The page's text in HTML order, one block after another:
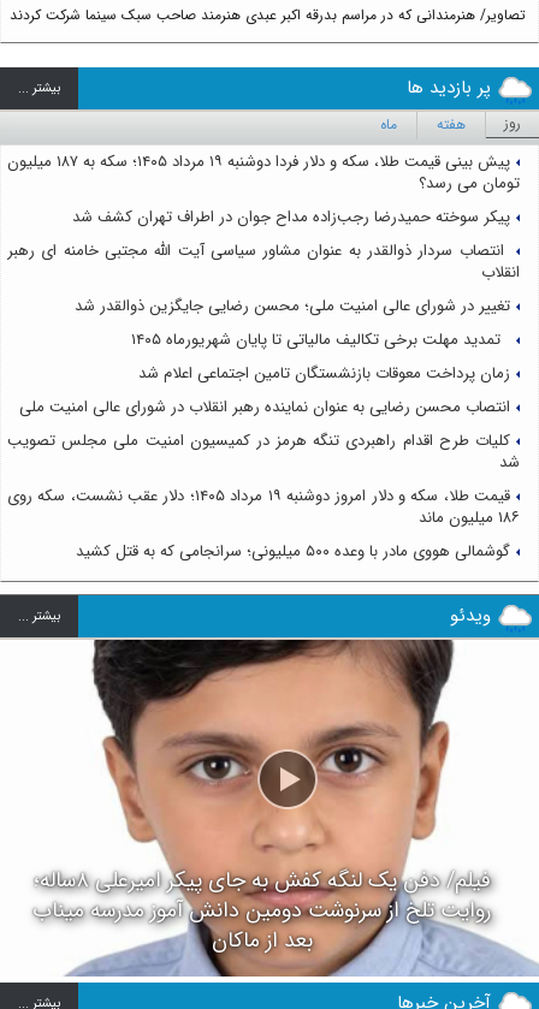
تصاویر/ هنرمندانی که در مراسم بدرقه اکبر عبدی هنرمند صاحب سبک سینما شرکت کردند
پر بازدید ها بيشتر ...
روز هفته ماه
پیش بینی قیمت طلا، سکه و دلار فردا دوشنبه ۱۹ مرداد ۱۴۰۵؛ سکه به ۱۸۷ میلیون
تومان می رسد؟
پیکر سوخته حمیدرضا رجب‌زاده مداح جوان در اطراف تهران کشف شد
انتصاب سردار ذوالقدر به عنوان مشاور سیاسی آیت الله مجتبی خامنه ای رهبر
انقلاب
تغییر در شورای عالی امنیت ملی؛ محسن رضایی جایگزین ذوالقدر شد
تمدید مهلت برخی تکالیف مالیاتی تا پایان شهریورماه ۱۴۰۵
زمان پرداخت معوقات بازنشستگان تامین اجتماعی اعلام شد
انتصاب محسن رضایی به عنوان نماینده رهبر انقلاب در شورای عالی امنیت ملی
کلیات طرح اقدام راهبردی تنگه هرمز در کمیسیون امنیت ملی مجلس تصویب
شد
قیمت طلا، سکه و دلار امروز دوشنبه ۱۹ مرداد ۱۴۰۵؛ دلار عقب نشست، سکه روی
۱۸۶ میلیون ماند
گوشمالی هووی مادر با وعده ۵۰۰ میلیونی؛ سرانجامی که به قتل کشید
ویدئو بيشتر ...
فیلم/ دفن یک لنگه کفش به جای پیکر امیرعلی ۸ساله؛
روایت تلخ از سرنوشت دومین دانش آموز مدرسه میناب
بعد از ماکان
بيشتر ...